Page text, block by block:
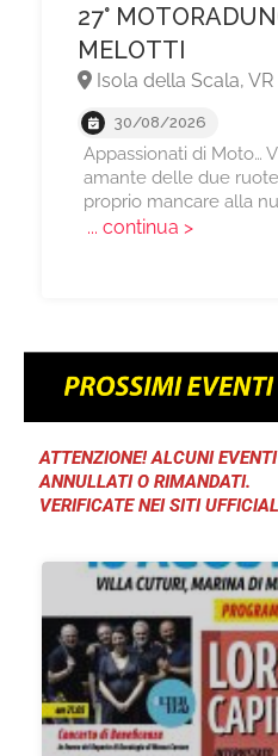
27°
MELOTTI
Isola della Scala, VR
30/08/2026
Appassionati di Moto…
amante delle due
proprio mancare alla
... continua >
ATTENZIONE! ALCUNI
ANNULLATI O RIMANDATI.
VERIFICATE NEI SITI